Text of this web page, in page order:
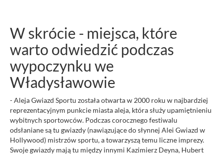
W skrócie - miejsca, które
warto odwiedzić podczas
wypoczynku we
Władysławowie
- Aleja Gwiazd Sportu została otwarta w 2000 roku w najbardziej
reprezentacyjnym punkcie miasta aleja, która służy upamiętnieniu
wybitnych sportowców. Podczas corocznego festiwalu
odsłaniane są tu gwiazdy (nawiązujące do słynnej Alei Gwiazd w
Hollywood) mistrzów sportu, a towarzyszą temu liczne imprezy.
Swoje gwiazdy mają tu między innymi Kazimierz Deyna, Hubert